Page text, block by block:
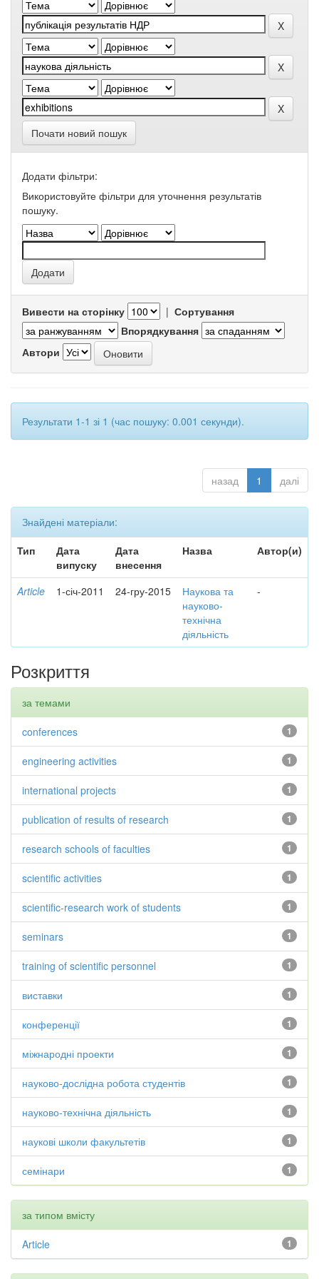
Почати новий пошук
Додати фільтри:
Використовуйте фільтри для уточнення результатів
пошуку.
Вивести на сторінку | Сортування
Впорядкування
Автори
Результати 1-1 зі 1 (час пошуку: 0.001 секунди).
назад 1 далі
Знайдені матеріали:
Тип
Дата
випуску
Дата
внесення
Назва Автор(и)
Article 1-січ-2011 24-гру-2015
Наукова та
науково-
технічна
діяльність
-
Розкриття
за темами
1
conferences
1
engineering activities
1
international projects
1
publication of results of research
1
research schools of faculties
1
scientific activities
1
scientific-research work of students
1
seminars
1
training of scientific personnel
1
виставки
1
конференції
1
міжнародні проекти
1
науково-дослідна робота студентів
1
науково-технічна діяльність
1
наукові школи факультетів
1
семінари
за типом вмісту
1
Article